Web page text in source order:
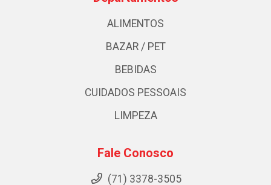
ALIMENTOS
BAZAR / PET
BEBIDAS
CUIDADOS PESSOAIS
LIMPEZA
Fale Conosco
(71) 3378-3505